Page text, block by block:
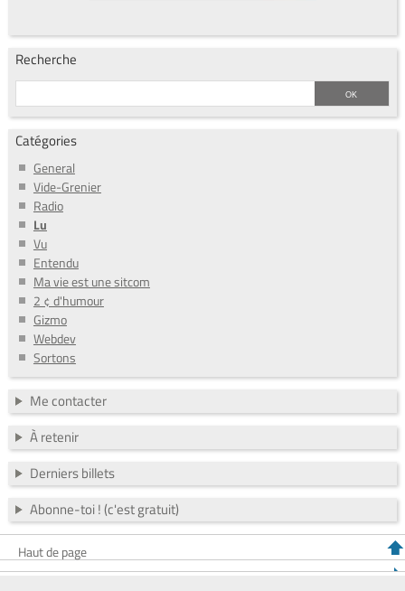
Recherche
Catégories
General
Vide-Grenier
Radio
Lu
Vu
Entendu
Ma vie est une sitcom
2 ¢ d'humour
Gizmo
Webdev
Sortons
Me contacter
À retenir
Derniers billets
Abonne-toi ! (c'est gratuit)
Haut de page